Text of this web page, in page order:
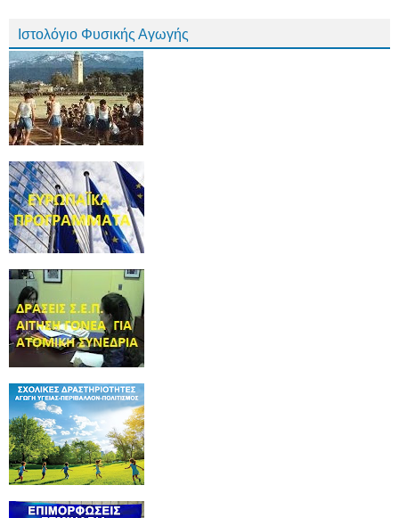
Ιστολόγιο Φυσικής Αγωγής